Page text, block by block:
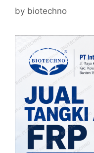
by biotechno